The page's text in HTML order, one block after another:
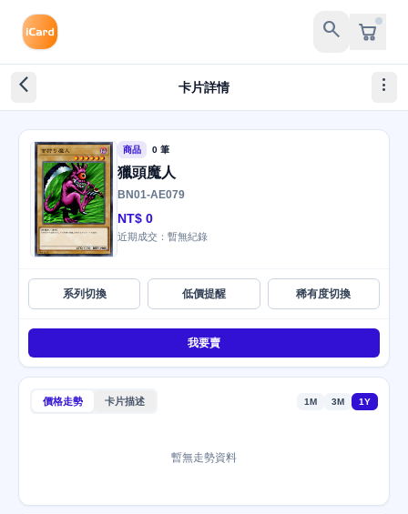
search
arrow_back_ios_new 卡片詳情 more_vert
商品 0 筆
獵頭魔人
BN01-AE079
NT$ 0
近期成交：暫無紀錄
系列切換 低價提醒 稀有度切換
我要賣
價格走勢 卡片描述 1M 3M 1Y
暫無走勢資料